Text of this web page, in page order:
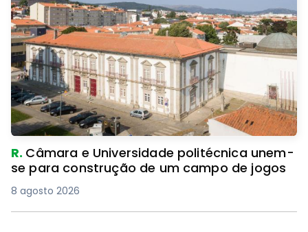
R. Câmara e Universidade politécnica unem-
se para construção de um campo de jogos
8 agosto 2026